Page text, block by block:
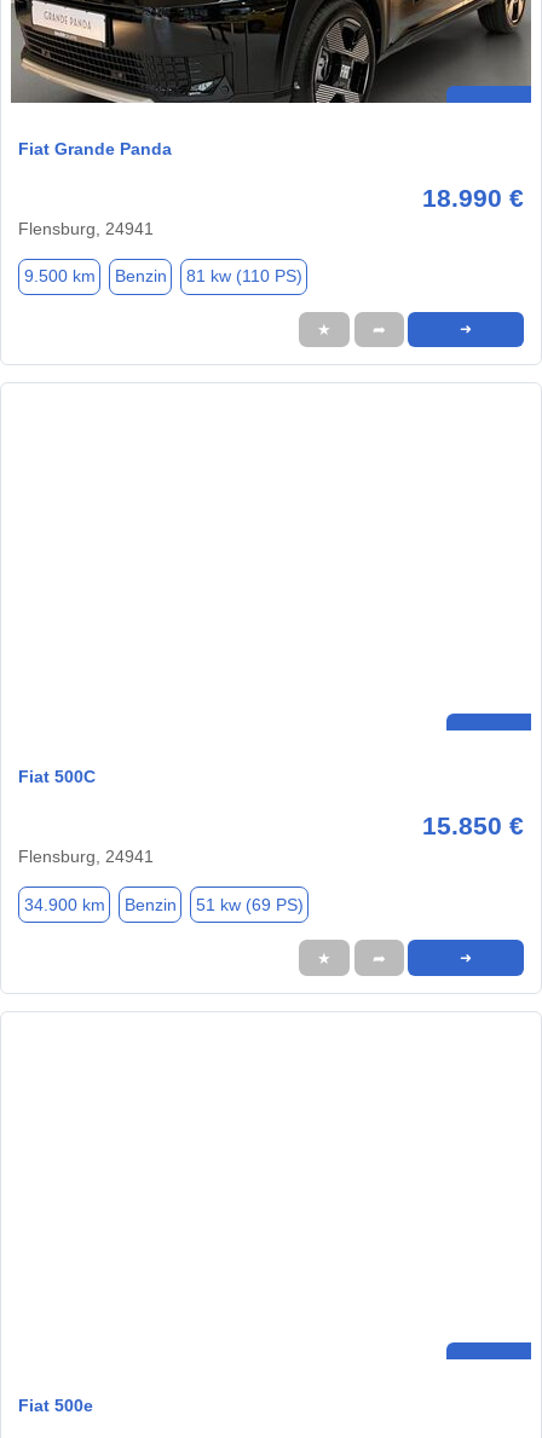
Fiat Grande Panda
18.990 €
Flensburg, 24941
9.500 km Benzin 81 kw (110 PS)
★ ➦ ➜
Fiat 500C
15.850 €
Flensburg, 24941
34.900 km Benzin 51 kw (69 PS)
★ ➦ ➜
Fiat 500e